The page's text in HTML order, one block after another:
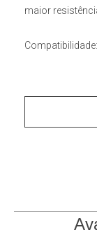
maior
Compatibilidade: